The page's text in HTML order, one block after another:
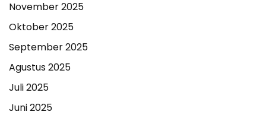
November 2025
Oktober 2025
September 2025
Agustus 2025
Juli 2025
Juni 2025